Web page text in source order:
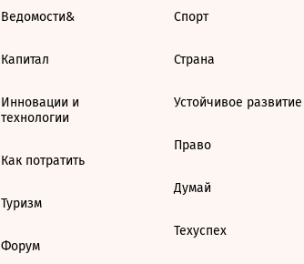
Ведомости&
Капитал
Инновации и
технологии
Как потратить
Туризм
Форум
Спорт
Страна
Устойчивое развитие
Право
Думай
Техуспех